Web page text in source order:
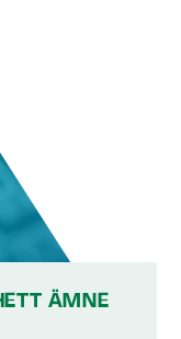
ÄMNE